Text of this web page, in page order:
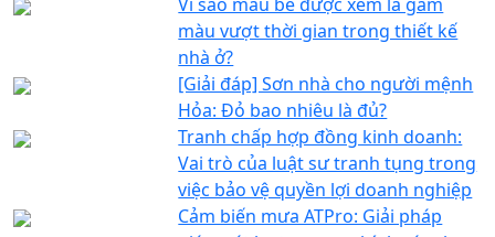
màu vượt thời gian trong thiết kế
nhà ở?
[Giải đáp] Sơn nhà cho người mệnh
Hỏa: Đỏ bao nhiêu là đủ?
Tranh chấp hợp đồng kinh doanh:
Vai trò của luật sư tranh tụng trong
việc bảo vệ quyền lợi doanh nghiệp
Cảm biến mưa ATPro: Giải pháp